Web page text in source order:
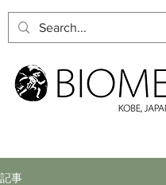
記事